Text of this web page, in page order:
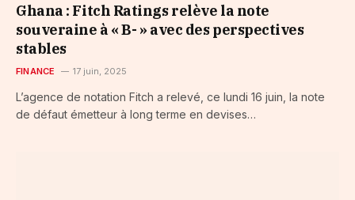
Ghana : Fitch Ratings relève la note
souveraine à « B- » avec des perspectives
stables
FINANCE 17 juin, 2025
L’agence de notation Fitch a relevé, ce lundi 16 juin, la note
de défaut émetteur à long terme en devises…